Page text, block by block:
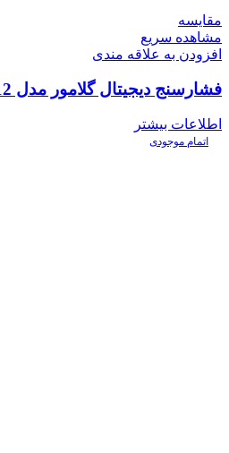
مقایسه
مشاهده سریع
افزودن به علاقه مندی
فشارسنج دیجیتال گلامور مدل TMB-1112
اطلاعات بیشتر
اتمام موجودی